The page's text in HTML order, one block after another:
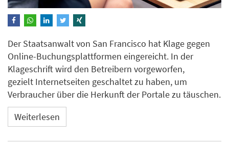
Der Staatsanwalt von San Francisco hat Klage gegen
Online-Buchungsplattformen eingereicht. In der
Klageschrift wird den Betreibern vorgeworfen,
gezielt Internetseiten geschaltet zu haben, um
Verbraucher über die Herkunft der Portale zu täuschen.
Weiterlesen